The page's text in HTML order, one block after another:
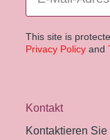
This site is
Privacy Policyand
Kontakt
Kontaktieren Sie